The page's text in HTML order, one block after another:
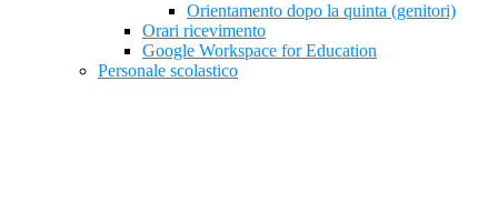
Orientamento dopo la quinta (genitori)
Orari ricevimento
Google Workspace for Education
Personale scolastico